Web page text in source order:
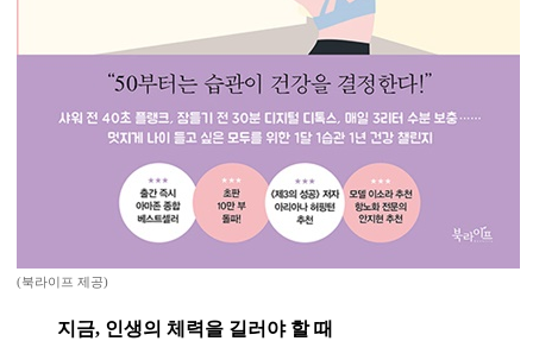
(북라이프 제공)
지금, 인생의 체력을 길러야 할 때